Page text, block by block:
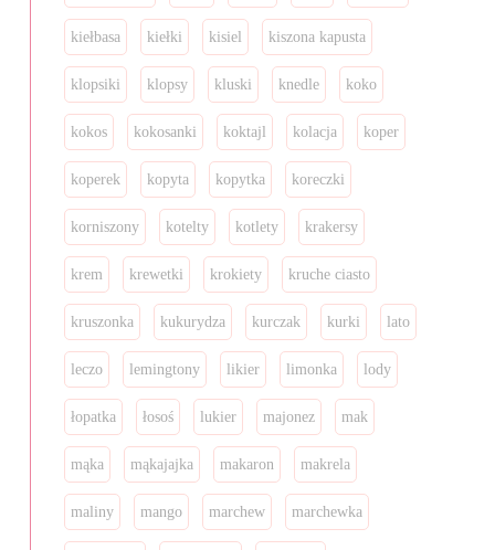
kiełbasa kiełki kisiel kiszona kapusta
klopsiki klopsy kluski knedle koko
kokos kokosanki koktajl kolacja koper
koperek kopyta kopytka koreczki
korniszony kotelty kotlety krakersy
krem krewetki krokiety kruche ciasto
kruszonka kukurydza kurczak kurki lato
leczo lemingtony likier limonka lody
łopatka łosoś lukier majonez mak
mąka mąkajajka makaron makrela
maliny mango marchew marchewka